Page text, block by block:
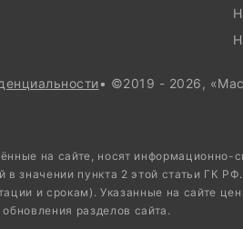
• ©2019 - 2026,
на сайте, носят информационно-
в значении пункта 2 этой статьи ГК
и срокам). Указанные на сайте
разделов сайта.